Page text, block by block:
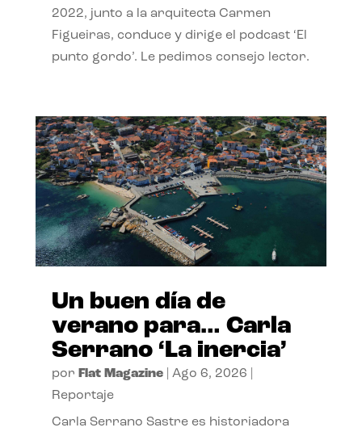
2022, junto a la arquitecta Carmen
Figueiras, conduce y dirige el podcast ‘El
punto gordo’. Le pedimos consejo lector.
Un buen día de
verano para… Carla
Serrano ‘La inercia’
por Flat Magazine| Ago 6, 2026
Reportaje
Carla Serrano Sastre es historiadora